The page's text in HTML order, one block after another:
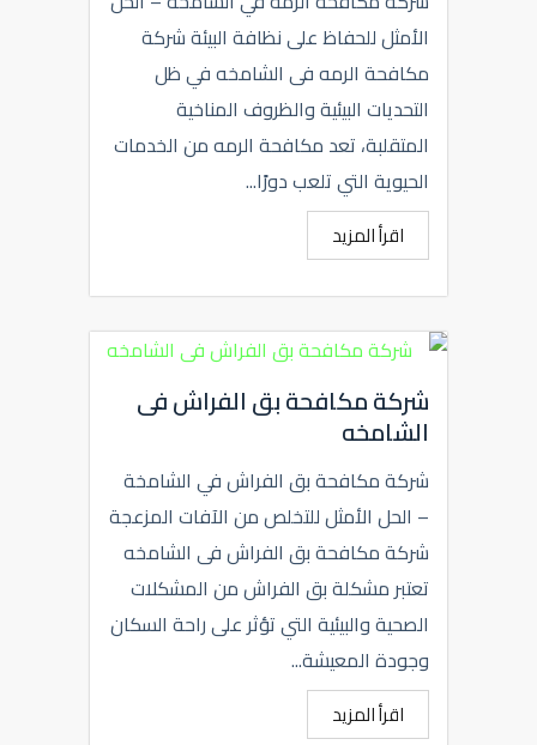
الأمثل للحفاظ على نظافة البيئة شركة
مكافحة الرمه فى الشامخه في ظل
التحديات البيئية والظروف المناخية
المتقلبة، تعد مكافحة الرمه من الخدمات
الحيوية التي تلعب دورًا...
اقرأ المزيد
شركة مكافحة بق الفراش فى
الشامخه
شركة مكافحة بق الفراش في الشامخة
– الحل الأمثل للتخلص من الآفات المزعجة
شركة مكافحة بق الفراش فى الشامخه
تعتبر مشكلة بق الفراش من المشكلات
الصحية والبيئية التي تؤثر على راحة السكان
وجودة المعيشة...
اقرأ المزيد